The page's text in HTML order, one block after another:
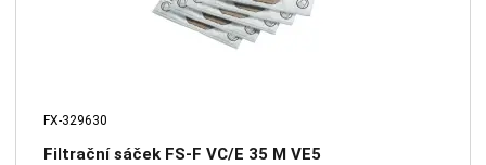
FX-329630
Filtrační sáček FS-F VC/E 35 M VE5